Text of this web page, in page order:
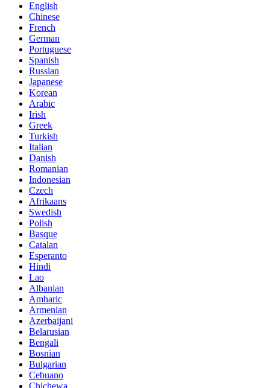
English
Chinese
French
German
Portuguese
Spanish
Russian
Japanese
Korean
Arabic
Irish
Greek
Turkish
Italian
Danish
Romanian
Indonesian
Czech
Afrikaans
Swedish
Polish
Basque
Catalan
Esperanto
Hindi
Lao
Albanian
Amharic
Armenian
Azerbaijani
Belarusian
Bengali
Bosnian
Bulgarian
Cebuano